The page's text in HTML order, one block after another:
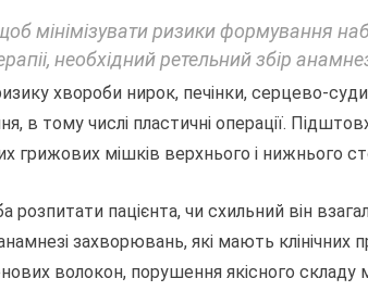
мінімізувати ризики формування
необхідний ретельний збір
хвороби нирок, печінки, серцево-
в тому числі пластичні операції.
грижових мішків верхнього і нижнього
розпитати пацієнта, чи схильний він
захворювань, які мають клінічних
волокон, порушення якісного складу